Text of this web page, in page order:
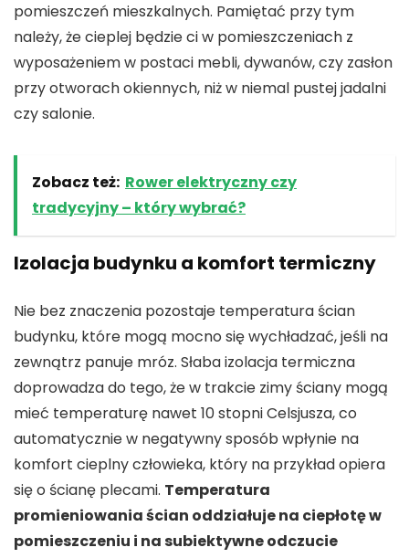
pomieszczeń mieszkalnych. Pamiętać przy tym
należy, że cieplej będzie ci w pomieszczeniach z
wyposażeniem w postaci mebli, dywanów, czy zasłon
przy otworach okiennych, niż w niemal pustej jadalni
czy salonie.
Zobacz też: Rower elektryczny czy
tradycyjny – który wybrać?
Izolacja budynku a komfort termiczny
Nie bez znaczenia pozostaje temperatura ścian
budynku, które mogą mocno się wychładzać, jeśli na
zewnątrz panuje mróz. Słaba izolacja termiczna
doprowadza do tego, że w trakcie zimy ściany mogą
mieć temperaturę nawet 10 stopni Celsjusza, co
automatycznie w negatywny sposób wpłynie na
komfort cieplny człowieka, który na przykład opiera
się o ścianę plecami. Temperatura
promieniowania ścian oddziałuje na ciepłotę w
pomieszczeniu i na subiektywne odczucie